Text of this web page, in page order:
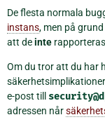
De flesta normala
instans, men på
att deinte
Om du tror att du har
e-post till
adressen når